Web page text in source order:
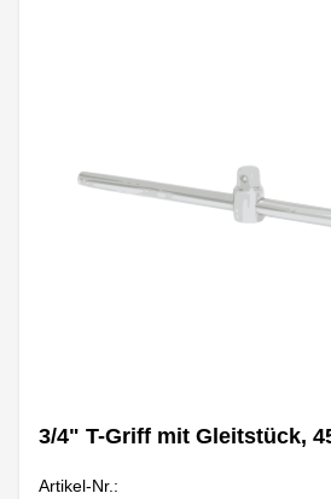
3/4" T-Griff mit Gleitstück,
Artikel-Nr.: